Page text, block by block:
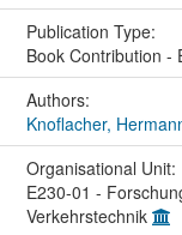
Publication Type:
Book Contribution -
Authors:
Knoflacher,
Organisational Unit:
E230-01 -
Verkehrstechnik